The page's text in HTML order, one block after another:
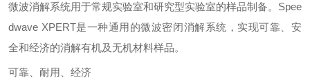
微波消解系统用于常规实验室和研究型实验室的样品制备。Spee
dwave XPERT是一种通用的微波密闭消解系统，实现可靠、安
全和经济的消解有机及无机材料样品。
可靠、耐用、经济